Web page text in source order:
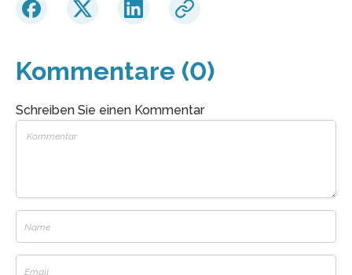
Kommentare (0)
Schreiben Sie einen Kommentar